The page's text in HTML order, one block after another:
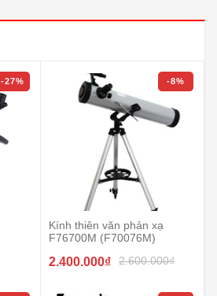
-27% -8%
Kính thiên văn phản xạ
F76700M (F70076M)
2.400.000₫ 2.600.000₫